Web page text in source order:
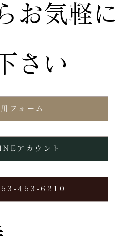
フォーム
453-6210
アカウント
お気軽に
さい